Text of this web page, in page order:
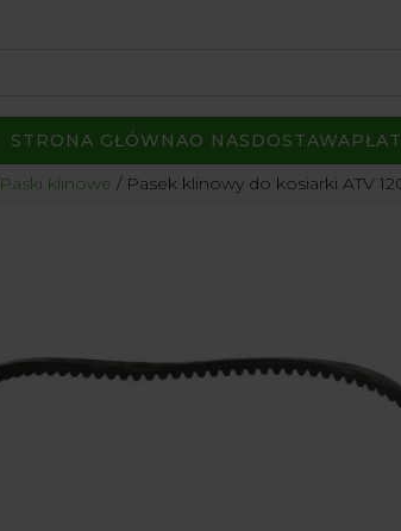
STRONA GŁÓWNAO NAS DOSTAWA
Paski klinowe / Pasek klinowy do kosiarki ATV